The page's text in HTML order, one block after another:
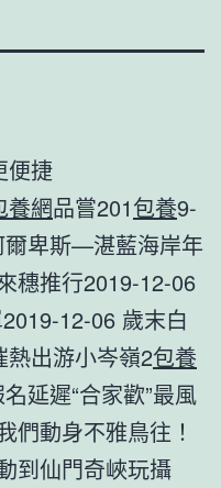
便捷
養網品嘗201包養9-
卑斯—湛藍海岸年
穗推行2019-12-06
12-06 歲末白
熱出游小岑嶺2包養
延遲“合家歡”最風
們動身不雅鳥往！
到仙門奇峽玩攝